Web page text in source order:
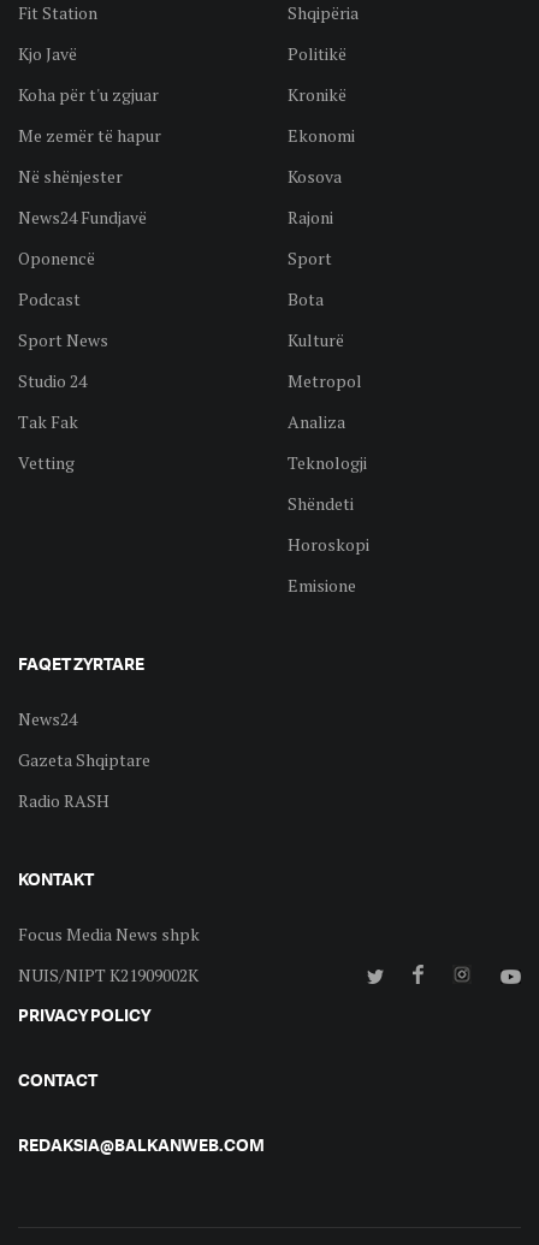
Fit Station
Kjo Javë
Koha për t'u zgjuar
Me zemër të hapur
Në shënjester
News24 Fundjavë
Oponencë
Podcast
Sport News
Studio 24
Tak Fak
Vetting
Shqipëria
Politikë
Kronikë
Ekonomi
Kosova
Rajoni
Sport
Bota
Kulturë
Metropol
Analiza
Teknologji
Shëndeti
Horoskopi
Emisione
FAQET ZYRTARE
News24
Gazeta Shqiptare
Radio RASH
KONTAKT
Focus Media News shpk
NUIS/NIPT K21909002K
PRIVACY POLICY
CONTACT
REDAKSIA@BALKANWEB.COM